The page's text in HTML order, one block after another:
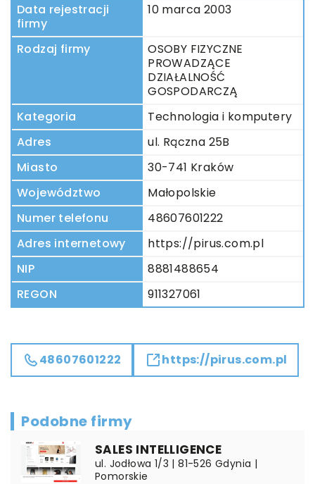
Data rejestracji
firmy
10 marca 2003
Rodzaj firmy
OSOBY FIZYCZNE
PROWADZĄCE
DZIAŁALNOŚĆ
GOSPODARCZĄ
Kategoria
Technologia i komputery
Adres
ul. Rączna 25B
Miasto
30-741 Kraków
Województwo
Małopolskie
Numer telefonu
48607601222
Adres internetowy
https://pirus.com.pl
NIP
8881488654
REGON
911327061
48607601222 https://pirus.com.pl
Podobne firmy
SALES INTELLIGENCE
ul. Jodłowa 1/3 | 81-526 Gdynia |
Pomorskie